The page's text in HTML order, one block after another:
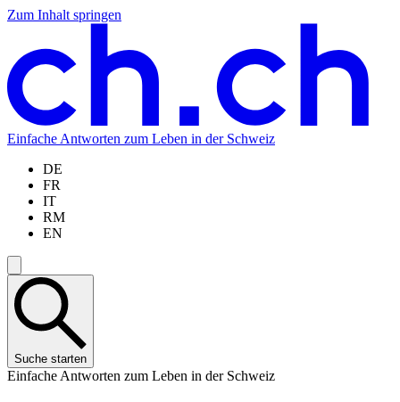
Zum Inhalt springen
Zum
springen
Zur
springen
Zur
springen
Zur
springen
Einfache Antworten zum Leben in der Schweiz
DE
FR
IT
RM
EN
Suche starten
Einfache Antworten zum Leben in der Schweiz